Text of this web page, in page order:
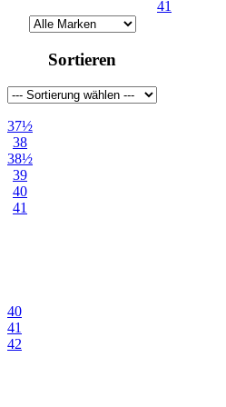
orange
Sortieren
41
37½
38
38½
39
40
41
40
41
42